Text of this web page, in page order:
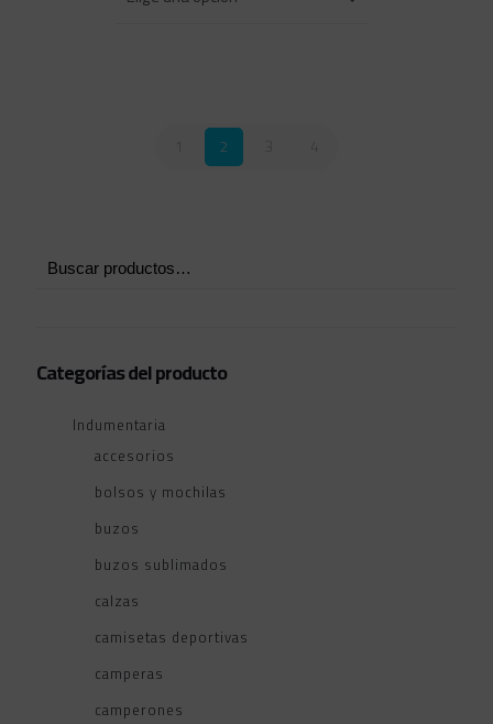
2 3
Categorías del producto
Indumentaria
accesorios
bolsos y mochilas
buzos
buzos sublimados
calzas
camisetas deportivas
camperas
camperones